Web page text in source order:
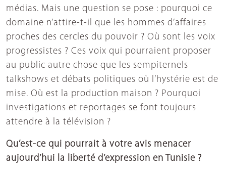
médias. Mais une question se pose : pourquoi ce
domaine n’attire-t-il que les hommes d’affaires
proches des cercles du pouvoir ? Où sont les voix
progressistes ? Ces voix qui pourraient proposer
au public autre chose que les sempiternels
talkshows et débats politiques où l’hystérie est de
mise. Où est la production maison ? Pourquoi
investigations et reportages se font toujours
attendre à la télévision ?
Qu’est-ce qui pourrait à votre avis menacer
aujourd’hui la liberté d’expression en Tunisie ?